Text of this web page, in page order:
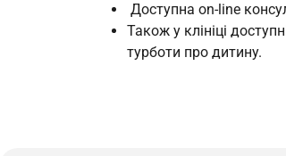
Доступна on-line
Також у клініці
турботи про дитину.